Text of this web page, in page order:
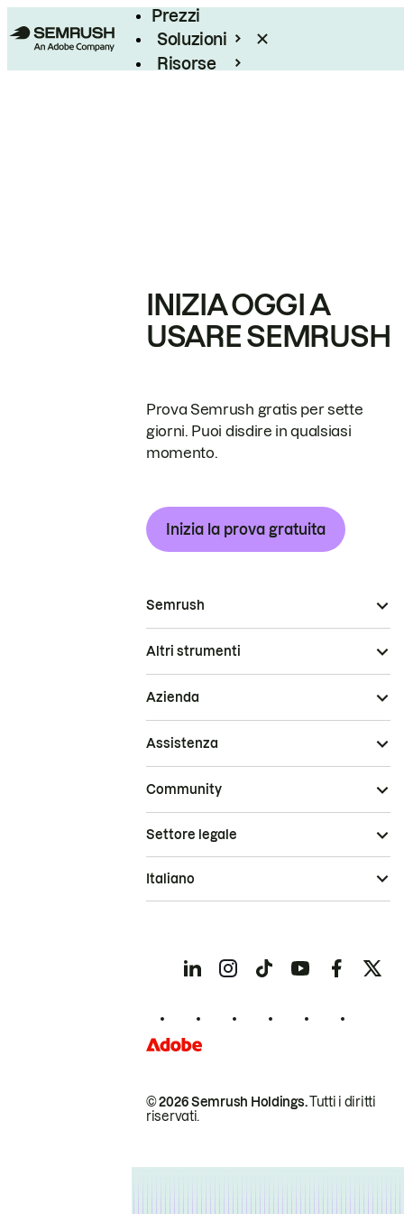
Prezzi
Soluzioni
Risorse
INIZIA OGGI A
USARE SEMRUSH
Prova Semrush gratis per sette
giorni. Puoi disdire in qualsiasi
momento.
Inizia la prova gratuita
Semrush
Altri strumenti
Azienda
Assistenza
Community
© 2026 Semrush Holdings.Tutti i diritti
riservati.
Settore legale
Italiano